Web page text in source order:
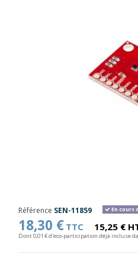
Référence SEN-11859 En cours
18,30 € TTC 15,25 €
Dont 0,01 € d'eco-participation déjà incluse